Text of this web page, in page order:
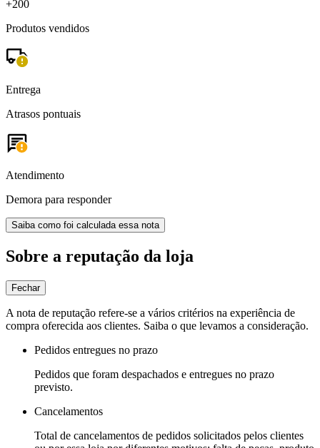
+200
Produtos vendidos
Entrega
Atrasos pontuais
Atendimento
Demora para responder
Saiba como foi calculada essa nota
Sobre a reputação da loja
Fechar
A nota de reputação refere-se a vários critérios na experiência de
compra oferecida aos clientes. Saiba o que levamos a consideração.
Pedidos entregues no prazo
Pedidos que foram despachados e entregues no prazo
previsto.
Cancelamentos
Total de cancelamentos de pedidos solicitados pelos clientes